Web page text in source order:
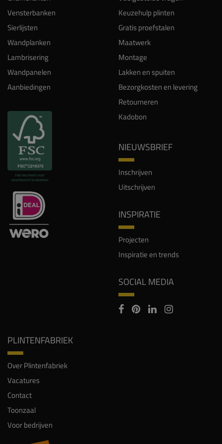
Vensterbanken
Sierlijsten
Wandplanken
Lambrisering
Wandpanelen
Aanbiedingen
Keuzehulp plinten
Gratis proefstalen
Maatwerk
Montage
Lakken en spuiten
Bezorgkosten en levering
Retourneren
Kadobon
NIEUWSBRIEF
Inschrijven
Uitschrijven
INSPIRATIE
Projecten
Inspiratie en trends
SOCIAL MEDIA
PLINTENFABRIEK
Over Plintenfabriek
Vacatures
Contact
Toonzaal
Voor bedrijven